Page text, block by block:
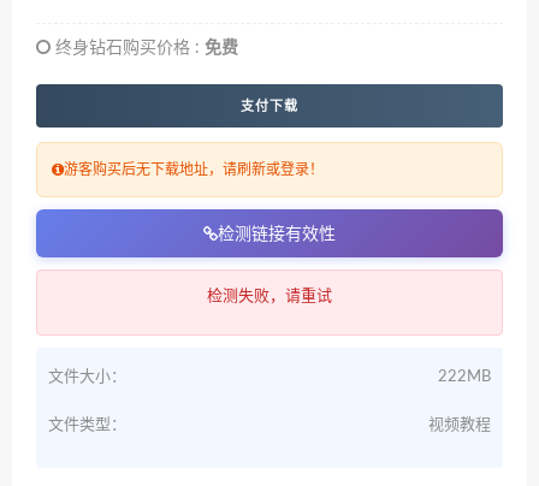
终身钻石购买价格 : 免费
支付下载
游客购买后无下载地址，请刷新或登录！
检测链接有效性
检测失败，请重试
文件大小： 222MB
文件类型： 视频教程